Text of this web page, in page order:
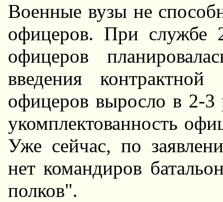
Военные вузы не
офицеров. При службе
офицеров
введения
офицеров выросло в 2-3
укомплектованность
Уже сейчас, по
нет командиров
полков".